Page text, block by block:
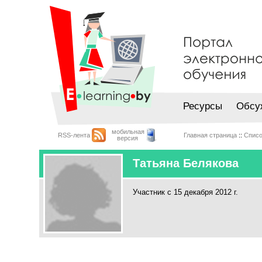
Ресурсы
RSS-лента
мобильная
версия
Главная страница ::
Татьяна Белякова
Участник с 15 декабря 2012 г.